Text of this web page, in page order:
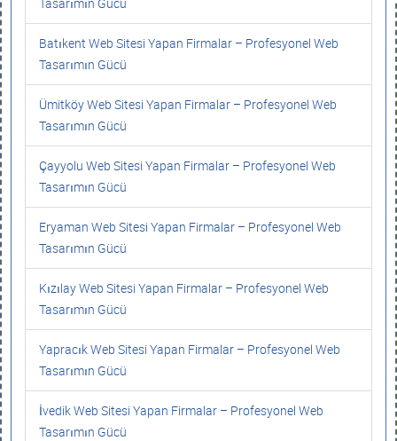
Batıkent Web Sitesi Yapan Firmalar – Profesyonel Web
Tasarımın Gücü
Ümitköy Web Sitesi Yapan Firmalar – Profesyonel Web
Tasarımın Gücü
Çayyolu Web Sitesi Yapan Firmalar – Profesyonel Web
Tasarımın Gücü
Eryaman Web Sitesi Yapan Firmalar – Profesyonel Web
Tasarımın Gücü
Kızılay Web Sitesi Yapan Firmalar – Profesyonel Web
Tasarımın Gücü
Yapracık Web Sitesi Yapan Firmalar – Profesyonel Web
Tasarımın Gücü
İvedik Web Sitesi Yapan Firmalar – Profesyonel Web
Tasarımın Gücü